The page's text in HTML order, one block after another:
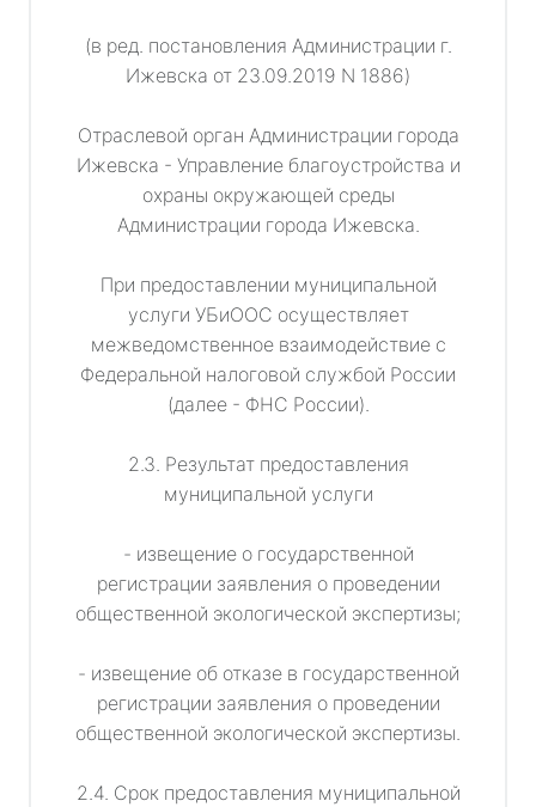
(в ред. постановления Администрации г.
Ижевска от 23.09.2019 N 1886)
Отраслевой орган Администрации города
Ижевска - Управление благоустройства и
охраны окружающей среды
Администрации города Ижевска.
При предоставлении муниципальной
услуги УБиООС осуществляет
межведомственное взаимодействие с
Федеральной налоговой службой России
(далее - ФНС России).
2.3. Результат предоставления
муниципальной услуги
- извещение о государственной
регистрации заявления о проведении
общественной экологической экспертизы;
- извещение об отказе в государственной
регистрации заявления о проведении
общественной экологической экспертизы.
2.4. Срок предоставления муниципальной